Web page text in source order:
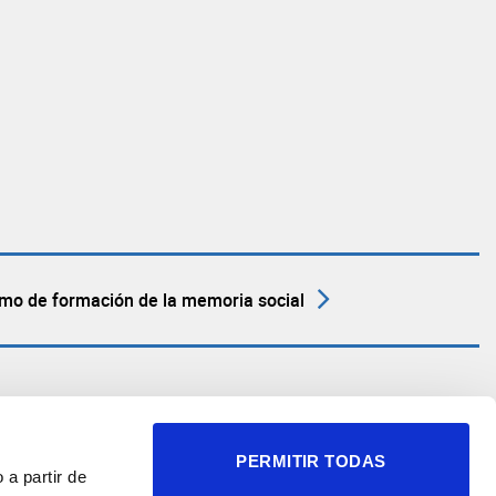
a partir de
PERMITIR TODAS
de formación de la memoria social